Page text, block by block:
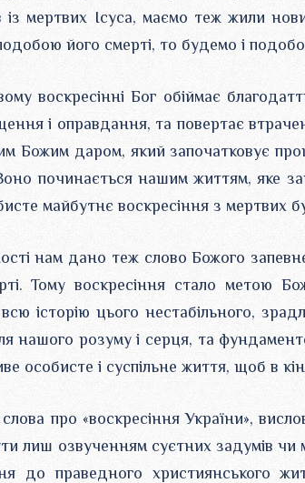
із мертвих Ісуса, маємо теж жили
його смерті, то будемо і
воскресінні Бог обіймає
і оправдання, та повертає
Божим даром, який започатковує
починається нашим життям, яке
майбутнє воскресіння з мертвих
нам дано теж слово Божого
Тому воскресіння стало метою
історію цього нестабільного,
нашого розуму і серця, та
особисте і суспільне життя, щоб в
про «воскресіння України»,
лиш озвученням суєтних задумів чи
до праведного християнського